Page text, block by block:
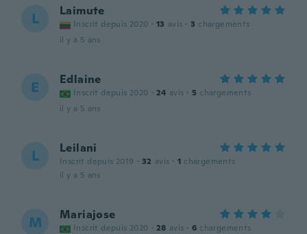
L Laimute
Inscrit depuis 2020 · 13 avis · 3 chargements
il y a 5 ans
E Edlaine
Inscrit depuis 2020 · 24 avis · 5 chargements
il y a 5 ans
L Leilani
Inscrit depuis 2019 · 32 avis · 1 chargements
il y a 5 ans
M Mariajose
Inscrit depuis 2020 · 28 avis · 6 chargements